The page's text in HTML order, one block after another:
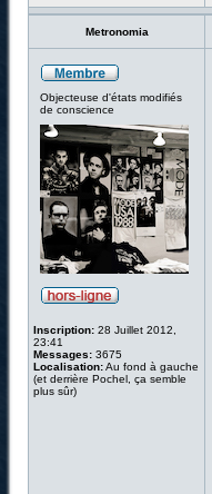
Metronomia
Objecteuse d'états modifiés
de conscience
Inscription: 28 Juillet 2012,
23:41
Messages: 3675
Localisation:Au fond à gauche
(et derrière Pochel, ça semble
plus sûr)